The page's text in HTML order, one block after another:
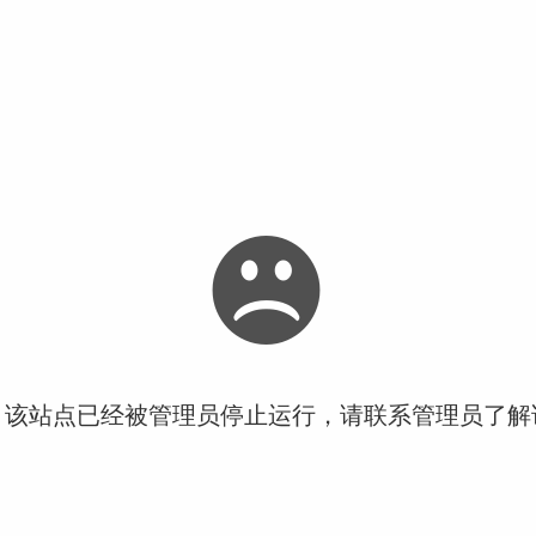
站点已经被管理员停止运行，请联系管理员了